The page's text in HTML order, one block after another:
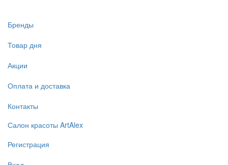
Бренды
Товар дня
Акции
Оплата и доставка
Контакты
Салон красоты ArtAlex
Регистрация